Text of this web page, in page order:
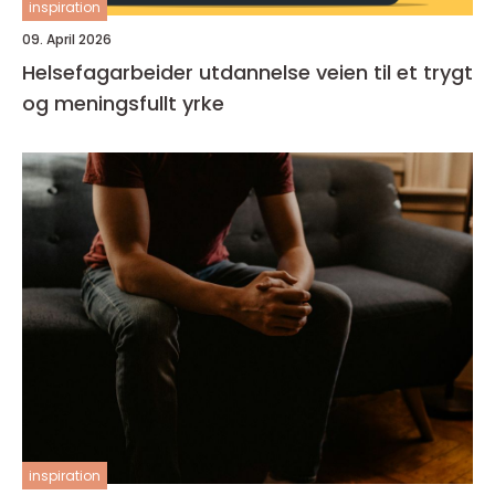
inspiration
09. April 2026
Helsefagarbeider utdannelse veien til et trygt
og meningsfullt yrke
inspiration